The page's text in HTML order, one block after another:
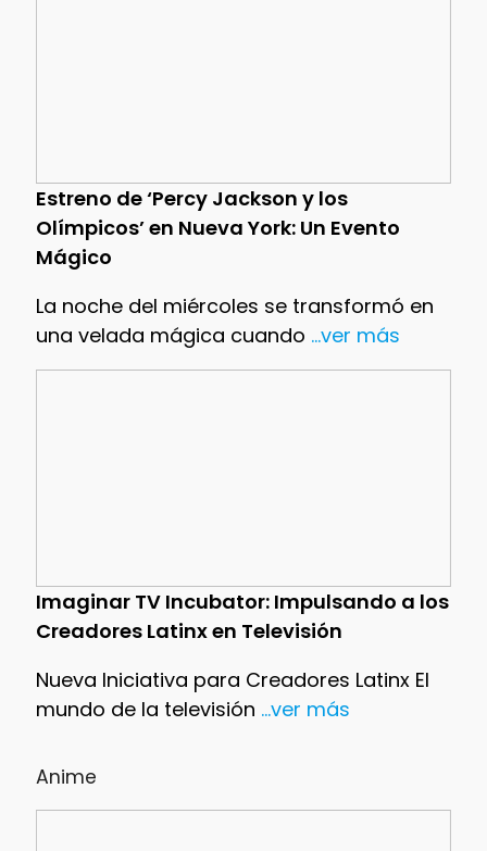
Estreno de ‘Percy Jackson y los
Olímpicos’ en Nueva York: Un Evento
Mágico
La noche del miércoles se transformó en
una velada mágica cuando ...ver más
Imaginar TV Incubator: Impulsando a los
Creadores Latinx en Televisión
Nueva Iniciativa para Creadores Latinx El
mundo de la televisión ...ver más
Anime